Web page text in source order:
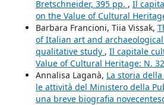
Bretschneider, 395 pp. , Il
on the Value of Cultural
Barbara Francioni, Tiia Vissak,
of Italian art and
qualitative study , Il capitale
Value of Cultural Heritage: N.
Annalisa Laganà, La storia
le attività del Ministero della
una breve biografia